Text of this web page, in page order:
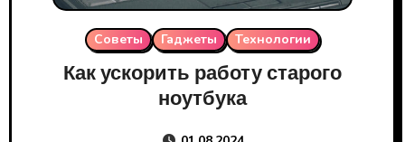
Советы Гаджеты Технологии
Как ускорить работу старого
ноутбука